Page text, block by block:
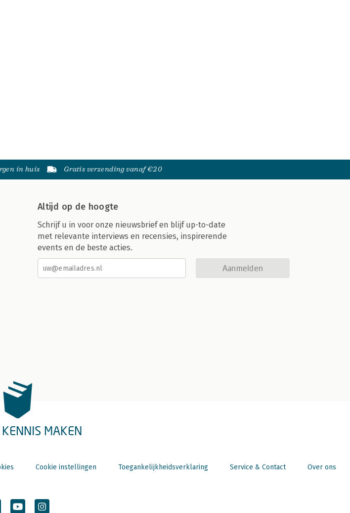
in huis Gratis verzending vanaf €20
Altijd op de hoogte
Schrijf u in voor onze nieuwsbrief en blijf up-to-date
met relevante interviews en recensies, inspirerende
events en de beste acties.
Aanmelden
MAKEN
Cookie instellingen Toegankelijkheidsverklaring Service & Contact Over ons